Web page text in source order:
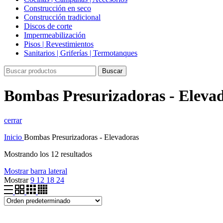
Construcción en seco
Construcción tradicional
Discos de corte
Impermeabilización
Pisos | Revestimientos
Sanitarios | Griferías | Termotanques
Buscar
Bombas Presurizadoras -
cerrar
Inicio Bombas Presurizadoras - Elevadoras
Mostrando los 12 resultados
Mostrar barra lateral
Mostrar9 12 18 24